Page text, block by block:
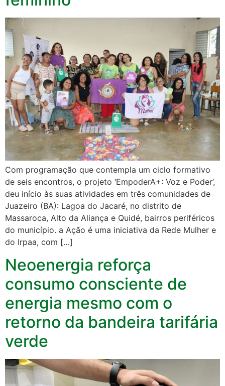
Com programação que contempla um ciclo formativo
de seis encontros, o projeto ‘EmpoderA+: Voz e Poder’,
deu início às suas atividades em três comunidades de
Juazeiro (BA): Lagoa do Jacaré, no distrito de
Massaroca, Alto da Aliança e Quidé, bairros periféricos
do município. a Ação é uma iniciativa da Rede Mulher e
do Irpaa, com […]
Neoenergia reforça
consumo consciente de
energia mesmo com o
retorno da bandeira tarifária
verde